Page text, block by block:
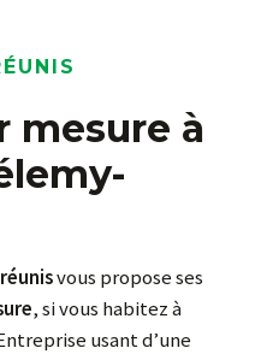
vous propose ses
, si vous habitez à
usant d’une